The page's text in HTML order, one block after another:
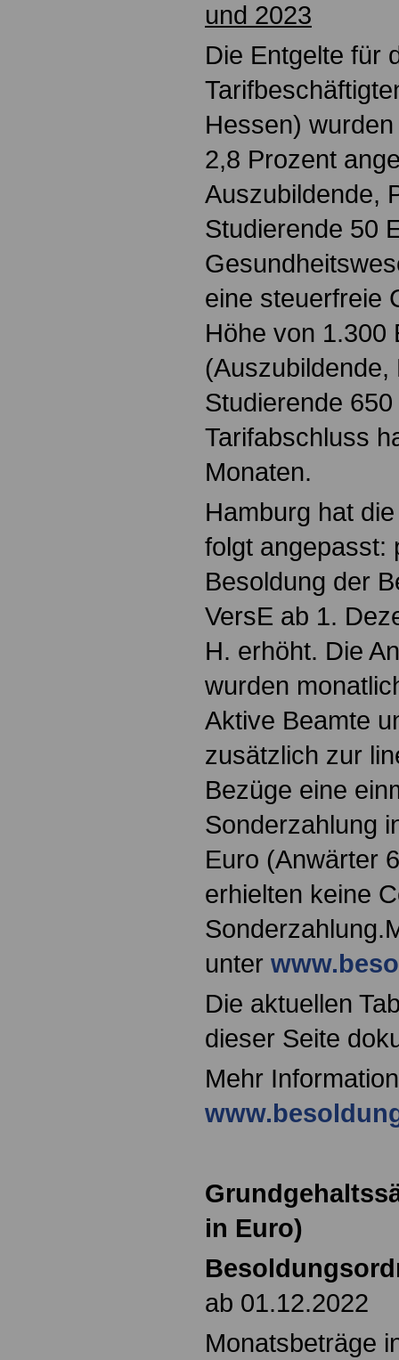
und 2023
Die Entgelte für
Hessen)
2,8 Prozent
Auszubildende,
Studierende 50
eine steuerfreie
Höhe von 1.300
Studierende
Tarifabschluss
Monaten.
Hamburg hat
folgt angepasst:
Besoldung der
VersE ab 1.
H. erhöht. Die
wurden
Aktive Beamte
zusätzlich zur
Bezüge eine
Sonderzahlung
Euro (Anwärter
erhielten keine
unter
Die aktuellen
dieser Seite
Mehr
in Euro)
ab 01.12.2022
Monatsbeträge